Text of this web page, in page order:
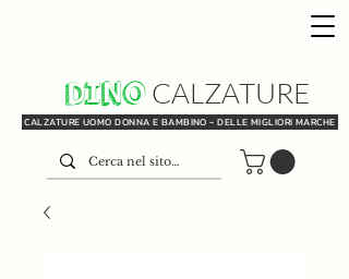
DINO
CALZATURE UOMO DONNA E BAMBINO - DELLE MIGLIORI MARCHE
CALZATURE